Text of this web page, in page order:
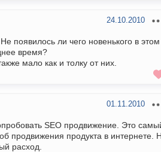
24.10.2010
появилось ли чего новенького в этом
время?
мало как и толку от них.
01.11.2010
SEO продвижение. Это
продвижения продукта в интернете.
расход.